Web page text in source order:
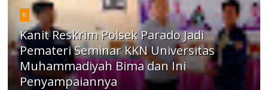
6
Kanit Reskrim Polsek Parado Jadi
Pemateri Seminar KKN Universitas
Muhammadiyah Bima dan Ini
Penyampaiannya